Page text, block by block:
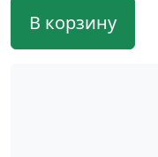
В корзину